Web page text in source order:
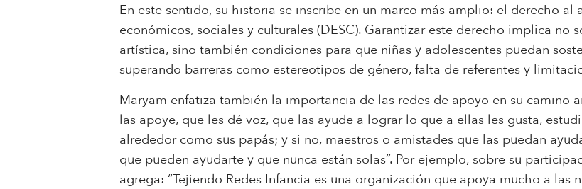
En este sentido, su historia se inscribe en un marco más amplio: el derecho
económicos, sociales y culturales (DESC). Garantizar este derecho implica no
artística, sino también condiciones para que niñas y adolescentes puedan
superando barreras como estereotipos de género, falta de referentes y
Maryam enfatiza también la importancia de las redes de apoyo en su camino
las apoye, que les dé voz, que las ayude a lograr lo que a ellas les gusta,
alrededor como sus papás; y si no, maestros o amistades que las puedan
que pueden ayudarte y que nunca están solas”. Por ejemplo, sobre su
agrega: “Tejiendo Redes Infancia es una organización que apoya mucho a las